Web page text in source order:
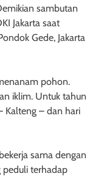
sambutan
Jakarta saat
Gede, Jakarta
pohon.
iklim. Untuk tahun
Kalteng – dan hari
sama dengan
peduli terhadap